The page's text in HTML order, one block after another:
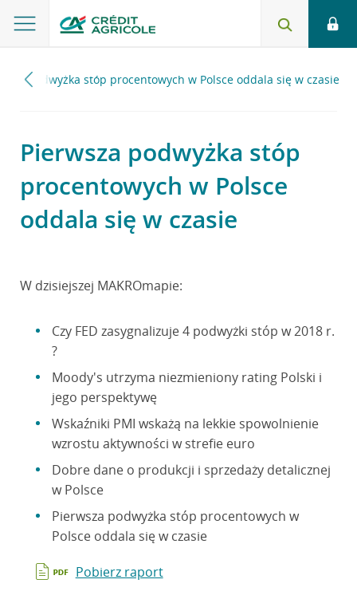
podwyżka stóp procentowych w Polsce oddala się w czasie
Pierwsza podwyżka stóp
procentowych w Polsce
oddala się w czasie
W dzisiejszej MAKROmapie:
Czy FED zasygnalizuje 4 podwyżki stóp w 2018 r.
?
Moody's utrzyma niezmieniony rating Polski i
jego perspektywę
Wskaźniki PMI wskażą na lekkie spowolnienie
wzrostu aktywności w strefie euro
Dobre dane o produkcji i sprzedaży detalicznej
w Polsce
Pierwsza podwyżka stóp procentowych w
Polsce oddala się w czasie
Pobierz raport